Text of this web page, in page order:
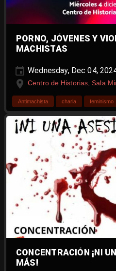
PORNO, JÓVENES Y
MACHISTAS
Wednesday, Dec 04,
Centro de Historias, Sala
Antimachista charla feminismo
CONCENTRACIÓN ¡NI
MÁS!